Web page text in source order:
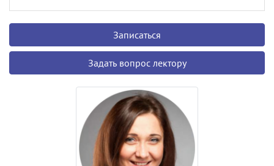
Записаться
Задать вопрос лектору